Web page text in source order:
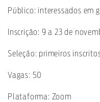
Público: interessados em
Inscrição: 9 a 23 de
Seleção: primeiros
Vagas: 50
Plataforma: Zoom